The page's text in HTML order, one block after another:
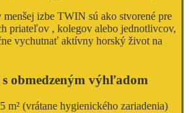
menšej izbe TWIN sú ako stvorené pre
priateľov , kolegov alebo jednotlivcov,
vychutnať aktívny horský život na
obmedzeným výhľadom
m² (vrátane hygienického zariadenia)